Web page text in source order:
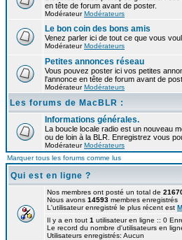
en tête de forum avant de poster.
ModérateurModérateurs
Le bon coin des bons amis
Venez parler ici de tout ce que vous
ModérateurModérateurs
Petites annonces réseau
Vous pouvez poster ici vos petites
l'annonce en tête de forum avant de
ModérateurModérateurs
Les forums de MacBLR :
Informations générales.
La boucle locale radio est un nouveau
ou de loin à la BLR. Enregistrez vous
ModérateurModérateurs
Marquer tous les forums comme lus
Qui est en ligne ?
Nos membres ont posté un total de
Nous avons 14593 membres enregistrés
L'utilisateur enregistré le plus récent est
Il y a en tout 1 utilisateur en ligne :: 0
Le record du nombre d'utilisateurs en
Utilisateurs enregistrés: Aucun